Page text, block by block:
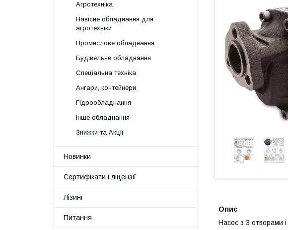
Опис
Насос з 3 отворами
Агротехніка
Навісне обладнання для
агротехніки
Промислове обладнання
Будівельне обладнання
Спеціальна техніка
Ангари, контейнери
Гідрообладнання
Інше обладнання
Знижки та Акції
Новинки
Сертифікати і ліцензії
Лізинг
Питання